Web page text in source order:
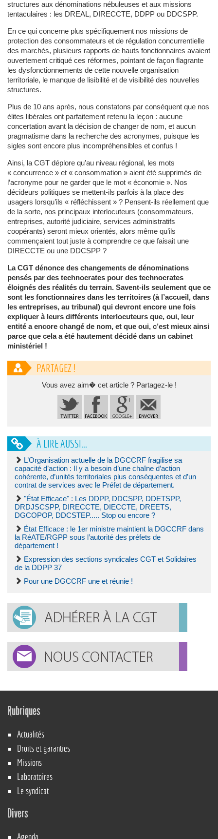
structures aux dénominations nébuleuses et aux missions
tentaculaires : les DREAL, DIRECCTE, DDPP ou DDCSPP.
En ce qui concerne plus spécifiquement nos missions de
protection des consommateurs et de régulation concurrentielle
des marchés, plusieurs rapports de hauts fonctionnaires avaient
ouvertement critiqué ces réformes, pointant de façon flagrante
les dysfonctionnements de cette nouvelle organisation
territoriale, le manque de lisibilité et de visibilité des nouvelles
structures.
Plus de 10 ans après, nous constatons par conséquent que nos
élites libérales ont parfaitement retenu la leçon : aucune
concertation avant la décision de changer de nom, et aucun
pragmatisme dans la recherche des acronymes, puisque les
sigles sont encore plus incompréhensibles et confus !
Ainsi, la CGT déplore qu’au niveau régional, les mots
« concurrence » et « consommation » aient été supprimés de
l’acronyme pour ne garder que le mot « économie ». Nos
décideurs politiques se mettent-ils parfois à la place des
usagers lorsqu’ils « réfléchissent » ? Pensent-ils réellement que
de la sorte, nos principaux interlocuteurs (consommateurs,
entreprises, autorité judiciaire, services administratifs
coopérants) seront mieux orientés, alors même qu’ils
commençaient tout juste à comprendre ce que faisait une
DIRECCTE ou une DDCSPP ?
La CGT dénonce des changements de dénominations
pensés par des technocrates pour des technocrates
éloignés des réalités du terrain. Savent-ils seulement que ce
sont les fonctionnaires dans les territoires (à l’accueil, dans
les entreprises, au tribunal) qui devront encore une fois
expliquer à leurs différents interlocuteurs que, oui, leur
entité a encore changé de nom, et que oui, c’est mieux ainsi
parce que cela a été hautement décidé dans un cabinet
ministériel !
PARTAGEZ !
Vous avez aim� cet article ? Partagez-le !
À LIRE AUSSI...
L’Organisation actuelle de la DGCCRF fragilise sa
capacité d’action : Il y a besoin d’une chaîne d’action
cohérente, d’unités territoriales plus conséquentes et d’un
contrat de services avec le Préfet de département.
"État Efficace" : Les DDPP, DDCSPP, DDETSPP,
DRDJSCSPP, DIRECCTE, DIECCTE, DREETS,
DGCOPOP, DDCSTEP..... Stop ou encore ?
État Efficace : le 1er ministre maintient la DGCCRF dans
la RéATE/RGPP sous l’autorité des préfets de
département !
Expression des sections syndicales CGT et Solidaires
de la DDPP 37
Pour une DGCCRF une et réunie !
Rubriques
Actualités
Droits et garanties
Missions
Laboratoires
Le syndicat
Divers
Agenda